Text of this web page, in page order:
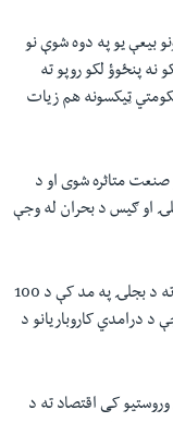
د سامانونو بیعې یو په دوه شوې نو
نه پنځوؤ لکو روپو ته
ټیکسونه هم زیات
صنعت متاثره شوی او د
او ګیس د بحران له وجې
د خزانی وزیر اسحق ډار تیره میاشت برامدي صنعت ته د بجلۍ په مد کې د 100
د درامدي کاروباریانو د
کی اقتصاد ته د